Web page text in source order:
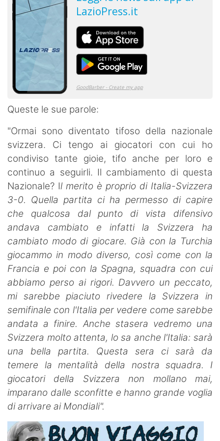
Queste le sue parole:
"Ormai sono diventato tifoso della nazionale
svizzera. Ci tengo ai giocatori con cui ho
condiviso tante gioie, tifo anche per loro e
continuo a seguirli. Il cambiamento di questa
Nazionale? Il merito è proprio di Italia-Svizzera
3-0. Quella partita ci ha permesso di capire
che qualcosa dal punto di vista difensivo
andava cambiato e infatti la Svizzera ha
cambiato modo di giocare. Già con la Turchia
giocammo in modo diverso, così come con la
Francia e poi con la Spagna, squadra con cui
abbiamo perso ai rigori. Davvero un peccato,
mi sarebbe piaciuto rivedere la Svizzera in
semifinale con l'Italia per vedere come sarebbe
andata a finire. Anche stasera vedremo una
Svizzera molto attenta, lo sa anche l'Italia: sarà
una bella partita. Questa sera ci sarà da
temere la mentalità della nostra squadra. I
giocatori della Svizzera non mollano mai,
imparano dalle sconfitte e hanno grande voglia
di arrivare ai Mondiali".